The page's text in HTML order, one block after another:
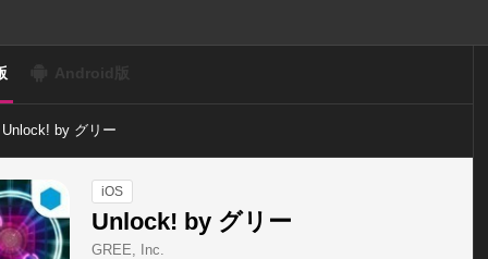
Unlock! by グリー
iOS
Unlock! by グリー
GREE, Inc.